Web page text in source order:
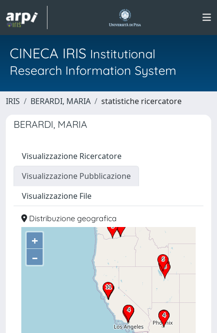
CINECA IRIS Institutional
Research Information System
IRIS BERARDI, MARIA statistiche ricercatore
BERARDI, MARIA
Visualizzazione Ricercatore
Visualizzazione Pubblicazione
Visualizzazione File
Distribuzione geografica
+
–